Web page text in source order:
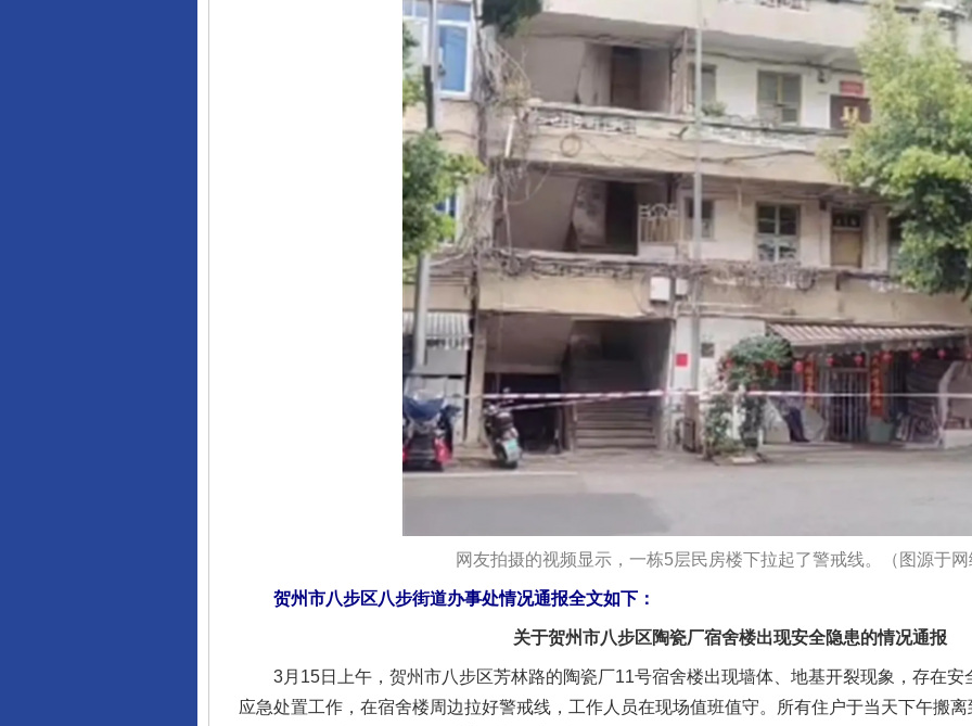
网友拍摄的视频显示，一栋5层民房楼下拉起了警戒线。（图源于
贺州市八步区八步街道办事处情况通报全文如下：
关于贺州市八步区陶瓷厂宿舍楼出现安全隐患的情况通报
3月15日上午，贺州市八步区芳林路的陶瓷厂11号宿舍楼出现墙体、地基开裂现象，存在安
应急处置工作，在宿舍楼周边拉好警戒线，工作人员在现场值班值守。所有住户于当天下午搬